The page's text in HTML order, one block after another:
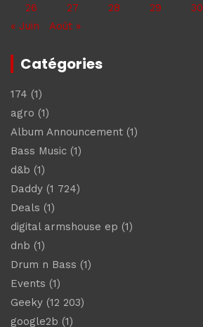
26
27 28 29 30
« Juin
Août »
Catégories
174 (1)
agro (1)
Album Announcement (1)
Bass Music (1)
d&b (1)
Daddy (1 724)
Deals (1)
digital armshouse ep (1)
dnb (1)
Drum n Bass (1)
Events (1)
Geeky (12 203)
google2b (1)